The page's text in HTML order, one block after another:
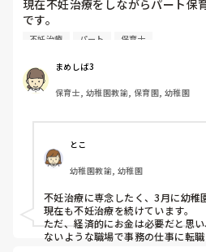
現在不妊治療をしながらパート保
です。
園にも事情を説明し、急なお休み
てしまい、それんsら辞めてしま
ます。
不妊治療をしている方いらっしゃ
不妊治療 パート 保育士
まめしば3
保育士, 幼稚園教諭, 保育園, 幼稚園
とこ
幼稚園教諭, 幼稚園
不妊治療に専念したく、3月に幼稚
現在も不妊治療を続けています。
ただ、経済的にお金は必要だと思
ないような職場で事務の仕事に転